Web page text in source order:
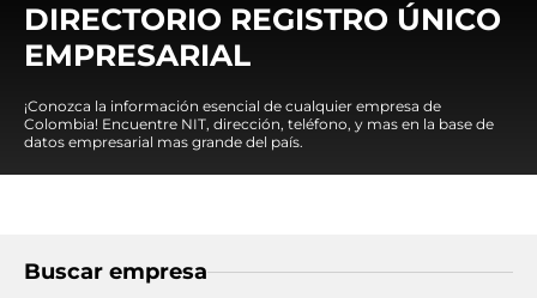
DIRECTORIO REGISTRO ÚNICO
EMPRESARIAL
¡Conozca la información esencial de cualquier empresa de
Colombia! Encuentre NIT, dirección, teléfono, y mas en la base de
datos empresarial mas grande del país.
Buscar empresa